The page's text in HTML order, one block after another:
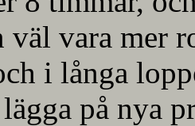
väl vara mer
i långa
på nya